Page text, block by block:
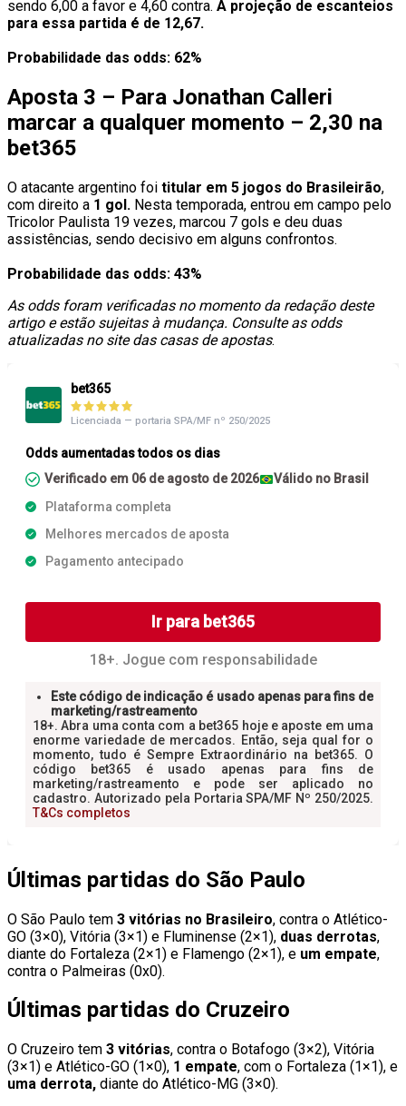
sendo 6,00 a favor e 4,60 contra. A projeção de escanteios
para essa partida é de 12,67.
Probabilidade das odds: 62%
Aposta 3 – Para Jonathan Calleri
marcar a qualquer momento – 2,30 na
bet365
O atacante argentino foi titular em 5 jogos do Brasileirão,
com direito a 1 gol. Nesta temporada, entrou em campo pelo
Tricolor Paulista 19 vezes, marcou 7 gols e deu duas
assistências, sendo decisivo em alguns confrontos.
Probabilidade das odds: 43%
As odds foram verificadas no momento da redação deste
artigo e estão sujeitas à mudança. Consulte as odds
atualizadas no site das casas de apostas.
Últimas partidas do São Paulo
O São Paulo tem 3 vitórias no Brasileiro, contra o Atlético-
GO (3×0), Vitória (3×1) e Fluminense (2×1), duas derrotas,
diante do Fortaleza (2×1) e Flamengo (2×1), e um empate,
contra o Palmeiras (0x0).
Últimas partidas do Cruzeiro
O Cruzeiro tem 3 vitórias, contra o Botafogo (3×2), Vitória
(3×1) e Atlético-GO (1×0), 1 empate, com o Fortaleza (1×1), e
uma derrota, diante do Atlético-MG (3×0).